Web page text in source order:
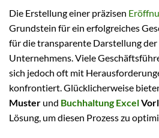
Die Erstellung einer präzisen
Grundstein für ein erfolgreiches
für die transparente Darstellung der
Unternehmens. Viele
sich jedoch oft mit
konfrontiert. Glücklicherweise
Muster und Buchhaltung Excel
Lösung, um diesen Prozess zu